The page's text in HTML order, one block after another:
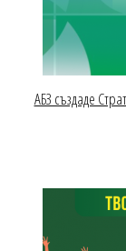
АБЗ създаде